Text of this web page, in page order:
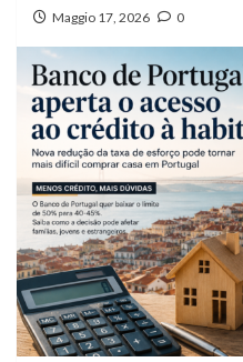
Maggio 17, 2026 0